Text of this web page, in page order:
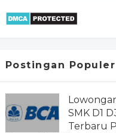
Postingan Populer
SMK D1
Terbaru